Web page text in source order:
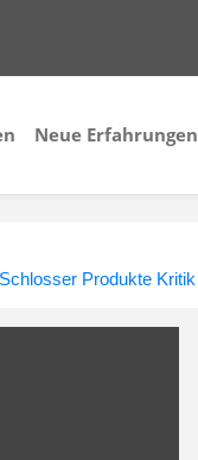
Neue Erfahrungen
Produkte Kritik